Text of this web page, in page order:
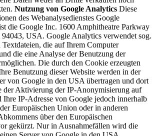
Nutzung von Google Analytics Diese
des Webanalysedienstes Google
die Google Inc. 1600 Amphitheatre Parkway
USA. Google Analytics verwendet sog.
Textdateien, die auf Ihrem Computer
die eine Analyse der Benutzung der
Die durch den Cookie erzeugten
Benutzung dieser Website werden in der
von Google in den USA übertragen und dort
der Aktivierung der IP-Anonymisierung auf
Ihre IP-Adresse von Google jedoch innerhalb
Europäischen Union oder in anderen
über den Europäischen
gekürzt. Nur in Ausnahmefällen wird die